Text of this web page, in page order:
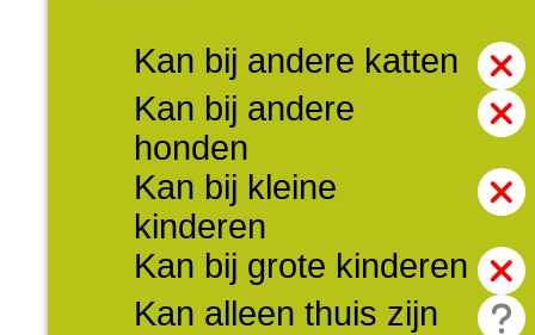
Kan bij andere katten
Kan bij andere
honden
Kan bij kleine
kinderen
Kan bij grote kinderen
Kan alleen thuis zijn